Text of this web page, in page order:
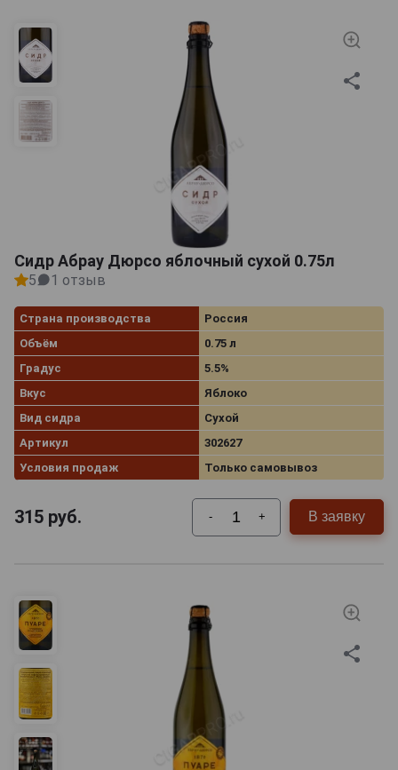
Сидр Абрау Дюрсо яблочный сухой 0.75л
5 1 отзыв
Страна производства
Россия
Объём
0.75 л
Градус
5.5%
Вкус
Яблоко
Вид сидра
Сухой
Артикул
302627
Условия продаж
Только самовывоз
315 руб. - + В заявку